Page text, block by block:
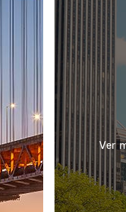
Estados Unidos e
Ver